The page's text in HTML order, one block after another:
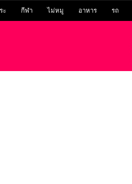
ะ กีฬา ไม่หมู อาหาร รถ